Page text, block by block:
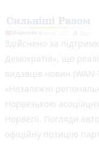
Здійснено за
Демократія», що
видавців новин
«Незалежні
Норвезькою
Норвегії. Погляди
офіційну позицію